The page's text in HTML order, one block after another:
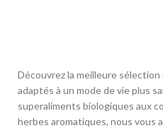
Découvrez la meilleure
adaptés à un mode de vie plus
superaliments biologiques aux
herbes aromatiques, nous vous